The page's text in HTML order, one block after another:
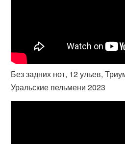
Без задних нот, 12 ульев,
Уральские пельмени 2023